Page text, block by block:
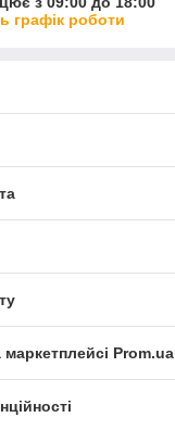
графік роботи
Prom.ua